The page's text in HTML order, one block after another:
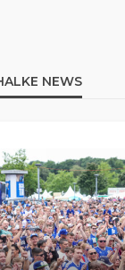
NEWS